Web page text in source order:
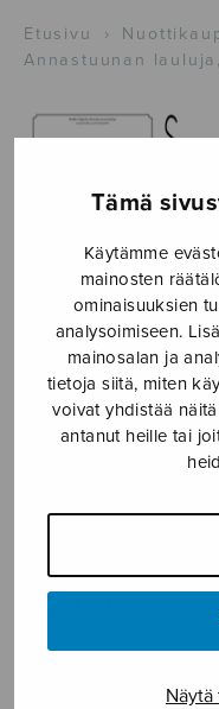
Tämä
Käytämme
mainosten
ominaisuuksien
analysoimiseen.
mainosalan ja
tietoja siitä, miten
voivat yhdistää
antanut heille tai
Etusivu ›
Annastuunan
lauluja,
18,30€